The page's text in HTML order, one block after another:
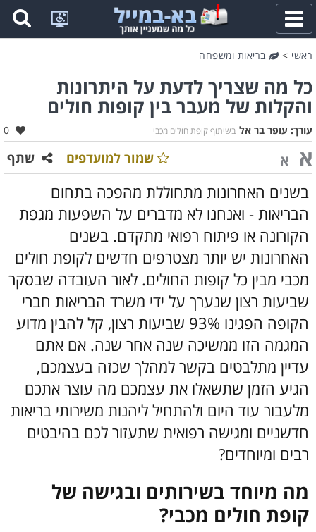
פתח
תפריט
ראשי > בריאות ומשפחה
כל מה שצריך לדעת על היתרונות
והקלות של מעבר בין קופות חולים
בשיתוף קופת חולים מכבי עורך: עופר בר אל 0
א א שתף שמור למועדפים
בשנים האחרונות מתחוללת מהפכה בתחום
הבריאות - ואנחנו לא מדברים על השפעות מגפת
הקורונה או פיתוח רפואי מתקדם. בשנים
האחרונות יש יותר מצטרפים חדשים לקופת חולים
מכבי מבין כל קופות החולים. לאור העובדה שבסקר
שביעות רצון שנערך על ידי משרד הבריאות חברי
הקופה הפגינו 93% שביעות רצון, קל להבין מדוע
המגמה הזו ממשיכה שנה אחר שנה. אם אתם
עדיין מתלבטים בקשר למהלך שכזה בעצמכם,
הגיע הזמן שתשאלו את עצמכם מה עוצר אתכם
מלעבור עוד היום ולהתחיל ליהנות משירותי בריאות
חדשניים ומגישה רפואית שתעזור לכם בהיבטים
רבים ומיוחדים?
מה מיוחד בשירותים ובגישה של
קופת חולים מכבי?